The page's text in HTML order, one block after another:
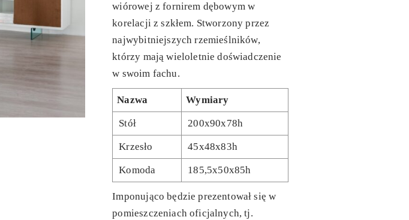
wiórowej z fornirem dębowym w
korelacji z szkłem. Stworzony przez
najwybitniejszych rzemieślników,
którzy mają wieloletnie doświadczenie
w swoim fachu.
Nazwa Wymiary
Stół 200x90x78h
Krzesło 45x48x83h
Komoda 185,5x50x85h
Imponująco będzie prezentował się w
pomieszczeniach oficjalnych, tj.